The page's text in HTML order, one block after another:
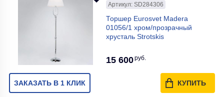
Артикул: SD284306
Торшер Eurosvet Madera
01056/1 хром/прозрачный
хрусталь Strotskis
15 600руб.
ЗАКАЗАТЬ В 1 КЛИК КУПИТЬ